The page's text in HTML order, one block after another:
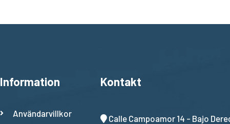
Information
Användarvillkor
Kontakt
Calle Campoamor 14 - Bajo